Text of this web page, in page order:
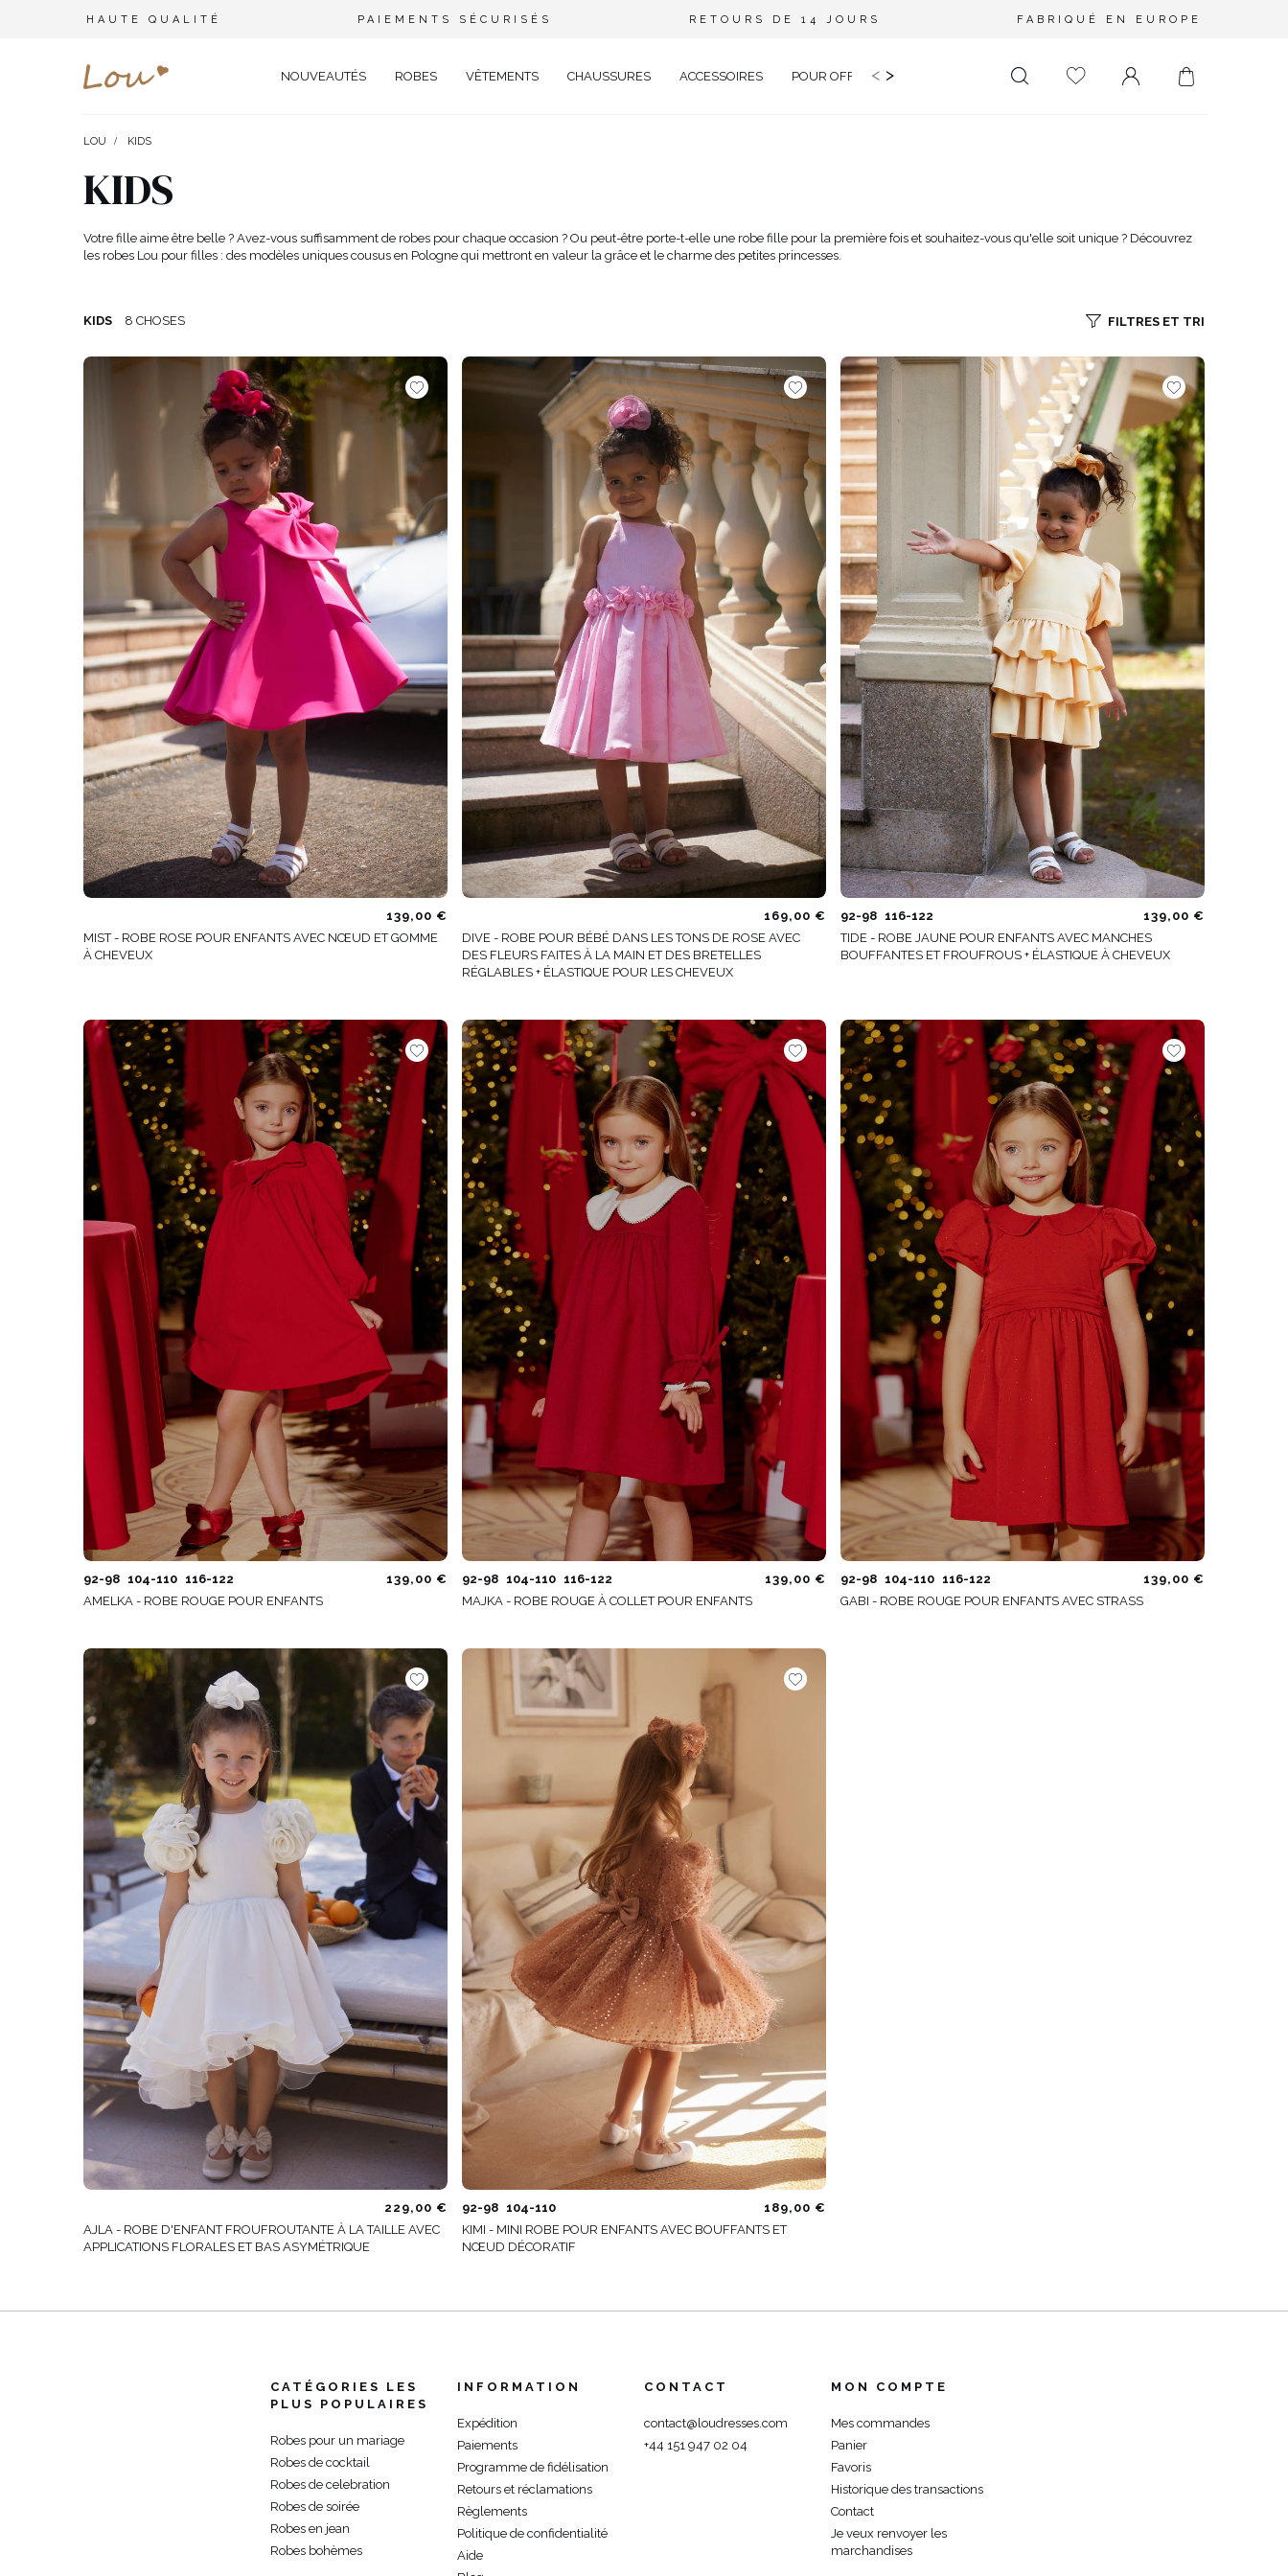
HAUTE QUALITÉ PAIEMENTS SÉCURISÉS RETOURS DE 14 JOURS FABRIQUÉ EN EUROPE
NOUVEAUTÉS ROBES
MARIAGE
BAPTÊME
SAINT VALENTIN
BAL DE PROMO
COMMUNION
ÉLÉGANT
SOIRÉE
COCKTAIL
DENTELLE
APPARIÉ
ÉVASÉ
ASYMÉTRIQUE
BOHO
JEAN
MIDI
DANS LE DOS
DIAMANT
CARMEN
ÉTÉ
PRINTEMPS
AUTOMNE
HIVER
AVEC DES MANCHES
COURTES
SUR LES BRETELLES
SANS BRETELLES
CATÉGORIES
POPULAIRES
POUR LE MARIAGE
NOUVEAUTÉS
PLUS
DÉCOUVREZ LES
NOUVEAUTÉS
VOIR TOUS
VÊTEMENTS
T-SHIRTS
VESTES
JUPES
VOIR TOUS
CHAUSSURES ACCESSOIRES
CEINTURES
BIJOUX
VOIR TOUS
POUR OFFRIR MARIAGE PLUS SIZE SALE
< >
LOU KIDS
KIDS
Votre fille aime être belle ? Avez-vous suffisamment de robes pour chaque occasion ? Ou peut-être porte-t-elle une robe fille pour la première fois et souhaitez-vous qu'elle soit unique ? Découvrez
les robes Lou pour filles : des modèles uniques cousus en Pologne qui mettront en valeur la grâce et le charme des petites princesses.
KIDS 8 CHOSES FILTRES ET TRI
139,00 €
MIST - ROBE ROSE POUR ENFANTS AVEC NŒUD ET GOMME
À CHEVEUX
169,00 €
DIVE - ROBE POUR BÉBÉ DANS LES TONS DE ROSE AVEC
DES FLEURS FAITES À LA MAIN ET DES BRETELLES
RÉGLABLES + ÉLASTIQUE POUR LES CHEVEUX
92-98 116-122
139,00 €
TIDE - ROBE JAUNE POUR ENFANTS AVEC MANCHES
BOUFFANTES ET FROUFROUS + ÉLASTIQUE À CHEVEUX
92-98 104-110 116-122
139,00 €
AMELKA - ROBE ROUGE POUR ENFANTS
92-98 104-110 116-122
139,00 €
MAJKA - ROBE ROUGE À COLLET POUR ENFANTS
92-98 104-110 116-122
139,00 €
GABI - ROBE ROUGE POUR ENFANTS AVEC STRASS
229,00 €
AJLA - ROBE D'ENFANT FROUFROUTANTE À LA TAILLE AVEC
APPLICATIONS FLORALES ET BAS ASYMÉTRIQUE
92-98 104-110
189,00 €
KIMI - MINI ROBE POUR ENFANTS AVEC BOUFFANTS ET
NŒUD DÉCORATIF
CATÉGORIES LES
PLUS POPULAIRES
Robes pour un mariage
Robes de cocktail
Robes de celebration
Robes de soirée
Robes en jean
Robes bohèmes
INFORMATION
Expédition
Paiements
Programme de fidélisation
Retours et réclamations
Règlements
Politique de confidentialité
Aide
CONTACT
contact@loudresses.com
+44 151 947 02 04
MON COMPTE
Mes commandes
Panier
Favoris
Historique des transactions
Contact
Je veux renvoyer les
marchandises